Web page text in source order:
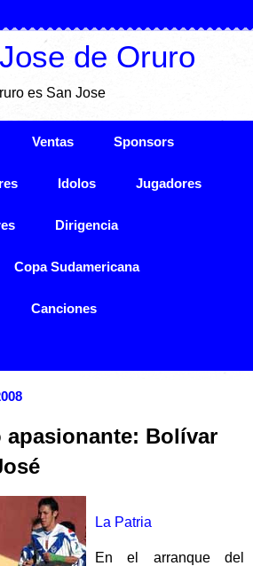
de Oruro
es San Jose
Ventas Sponsors
Idolos Jugadores
Dirigencia
Copa Sudamericana
Canciones
apasionante: Bolívar
La Patria
En el arranque del